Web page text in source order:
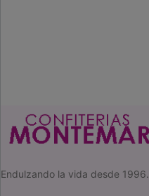
Endulzando la vida desde 1996.